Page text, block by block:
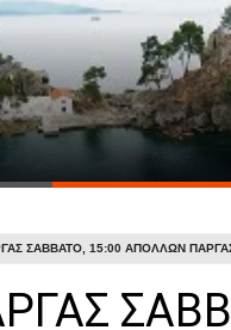
ΣΑΒΒΑΤΟ, 15:00 ΑΠΟΛΛΩΝ